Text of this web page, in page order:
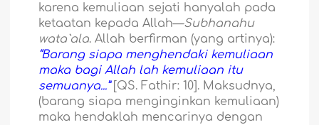
karena kemuliaan sejati hanyalah pada
ketaatan kepada Allah—Subhanahu
wata`ala. Allah berfirman (yang artinya):
“Barang siapa menghendaki kemuliaan
maka bagi Allah lah kemuliaan itu
semuanya...”[QS. Fathir: 10]. Maksudnya,
(barang siapa menginginkan kemuliaan)
maka hendaklah mencarinya dengan